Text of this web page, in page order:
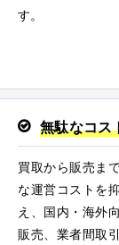
す。
無駄なコス
買取から販売ま
な運営コストを
え、国内・海外
販売、業者間取